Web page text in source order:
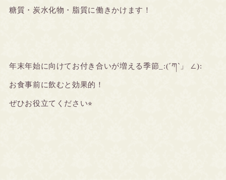
糖質・炭水化物・脂質に働きかけます！
年末年始に向けてお付き合いが増える季節_:(´ཀ`」 ∠):
お食事前に飲むと効果的！
ぜひお役立てください⭐︎